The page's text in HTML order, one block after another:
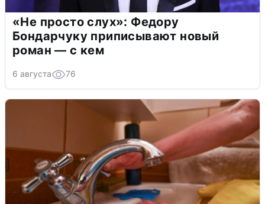
«Не просто слух»: Федору
Бондарчуку приписывают новый
роман — с кем
6 августа 76